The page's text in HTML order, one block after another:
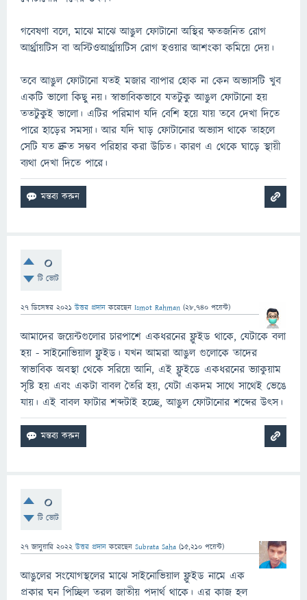
গবেষণা বলে, মাঝে মাঝে আঙুল ফোটানো অস্থির ক্ষতজনিত রোগ
আর্থ্রায়টিস বা অস্টিওআর্থ্রায়টিস রোগ হওয়ার আশংকা কমিয়ে দেয়।
তবে আঙুল ফোটানো যতই মজার ব্যাপার হোক না কেন অভ্যাসটি খুব
একটি ভালো কিছু নয়। স্বাভাবিকভাবে যতটুকু আঙুল ফোটানো হয়
ততটুকুই ভালো। এটির পরিমাণ যদি বেশি হয়ে যায় তবে দেখা দিতে
পারে হাড়ের সমস্যা। আর যদি ঘাড় ফোটানোর অভ্যাস থাকে তাহলে
সেটি যত দ্রুত সম্ভব পরিহার করা উচিত। কারণ এ থেকে ঘাড়ে স্থায়ী
ব্যথা দেখা দিতে পারে।
0
টি ভোট
27 ডিসেম্বর 2021 উত্তর প্রদান করেছেন Ismot Rahman (28,740 পয়েন্ট)
আমাদের জয়েন্টগুলোর চারপাশে একধরনের ফ্লুইড থাকে, যেটাকে বলা
হয় - সাইনোভিয়াল ফ্লুইড। যখন আমরা আঙুল গুলোকে তাদের
স্বাভাবিক অবস্থা থেকে সরিয়ে আনি, এই ফ্লুইডে একধরনের ভ্যাকুয়াম
সৃষ্টি হয় এবং একটা বাবল তৈরি হয়, যেটা একদম সাথে সাথেই ভেঙে
যায়। এই বাবল ফাটার শব্দটাই হচ্ছে, আঙুল ফোটানোর শব্দের উৎস।
0
টি ভোট
27 জানুয়ারি 2022 উত্তর প্রদান করেছেন Subrata Saha (15,210 পয়েন্ট)
আঙুলের সংযোগস্থলের মাঝে সাইনোভিয়াল ফ্লুইড নামে এক
প্রকার ঘন পিচ্ছিল তরল জাতীয় পদার্থ থাকে। এর কাজ হল